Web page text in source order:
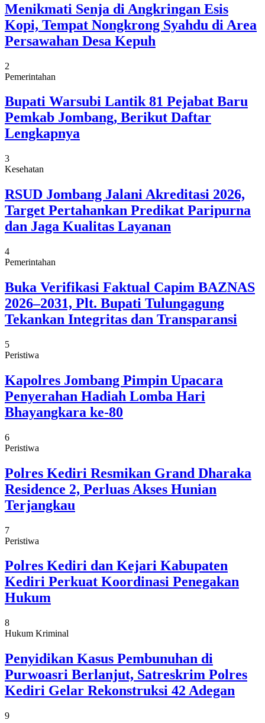
Menikmati Senja di Angkringan Esis
Kopi, Tempat Nongkrong Syahdu di Area
Persawahan Desa Kepuh
2
Pemerintahan
Bupati Warsubi Lantik 81 Pejabat Baru
Pemkab Jombang, Berikut Daftar
Lengkapnya
3
Kesehatan
RSUD Jombang Jalani Akreditasi 2026,
Target Pertahankan Predikat Paripurna
dan Jaga Kualitas Layanan
4
Pemerintahan
Buka Verifikasi Faktual Capim BAZNAS
2026–2031, Plt. Bupati Tulungagung
Tekankan Integritas dan Transparansi
5
Peristiwa
Kapolres Jombang Pimpin Upacara
Penyerahan Hadiah Lomba Hari
Bhayangkara ke-80
6
Peristiwa
Polres Kediri Resmikan Grand Dharaka
Residence 2, Perluas Akses Hunian
Terjangkau
7
Peristiwa
Polres Kediri dan Kejari Kabupaten
Kediri Perkuat Koordinasi Penegakan
Hukum
8
Hukum Kriminal
Penyidikan Kasus Pembunuhan di
Purwoasri Berlanjut, Satreskrim Polres
Kediri Gelar Rekonstruksi 42 Adegan
9